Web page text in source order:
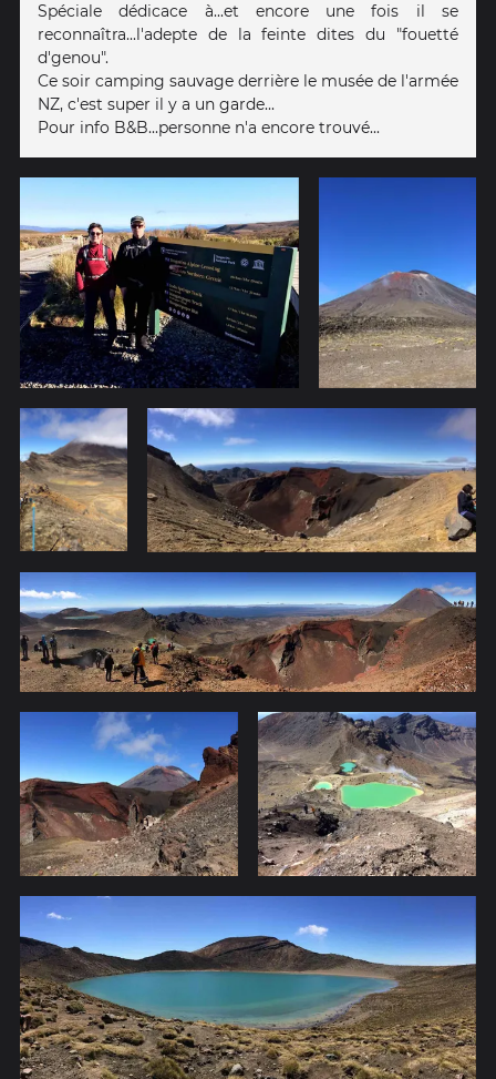
Spéciale dédicace à...et encore une fois il se
reconnaîtra...l'adepte de la feinte dites du "fouetté
d'genou".
Ce soir camping sauvage derrière le musée de l'armée
NZ, c'est super il y a un garde...
Pour info B&B...personne n'a encore trouvé...